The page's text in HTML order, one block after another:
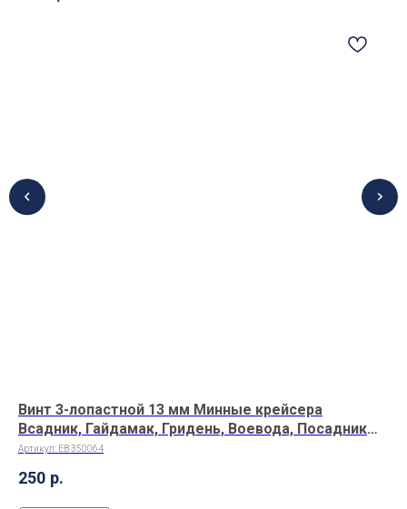
Винт 3-лопастной 13 мм Минные крейсера
Всадник, Гайдамак, Гридень, Воевода, Посадник
1/200 (1 шт/уп)
Артикул: EB 350064
250 р.